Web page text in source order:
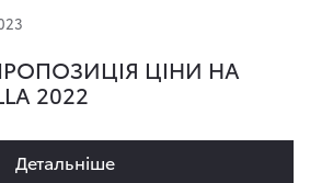
ЦІНИ НА
2022
Детальнiше